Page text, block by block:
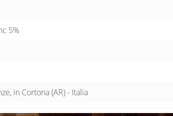
5%
in Cortona (AR) - Italia